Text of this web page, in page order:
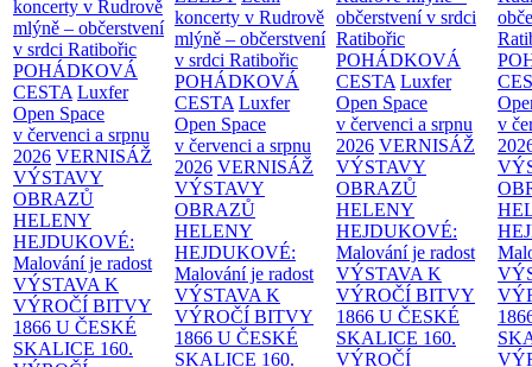
koncerty v Rudrově
mlýně – občerstvení
v srdci Ratibořic
POHÁDKOVÁ
CESTA Luxfer
Open Space
v červenci a srpnu
2026 VERNISÁŽ
VÝSTAVY
OBRAZŮ
HELENY
HEJDUKOVÉ:
Malování je radost
VÝSTAVA K
VÝROČÍ BITVY
1866 U ČESKÉ
SKALICE 160.
koncerty v Rudrově
mlýně – občerstvení
v srdci Ratibořic
POHÁDKOVÁ
CESTA Luxfer
Open Space
v červenci a srpnu
2026 VERNISÁŽ
VÝSTAVY
OBRAZŮ
HELENY
HEJDUKOVÉ:
Malování je radost
VÝSTAVA K
VÝROČÍ BITVY
1866 U ČESKÉ
SKALICE 160.
občerstvení v srdci
Ratibořic
POHÁDKOVÁ
CESTA Luxfer
Open Space
v červenci a srpnu
2026 VERNISÁŽ
VÝSTAVY
OBRAZŮ
HELENY
HEJDUKOVÉ:
Malování je radost
VÝSTAVA K
VÝROČÍ BITVY
1866 U ČESKÉ
SKALICE 160.
VÝROČÍ
v